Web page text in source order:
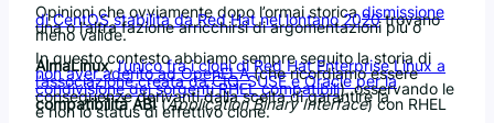
Opinioni che ovviamente dopo l’ormai storicadismissione
di CentOS stabilita da Red Hat nel lontano 2020trovano
una o l’altra fazione arricchirsi di argomentazioni più o
meno valide.
In questo contesto abbiamo sempre seguito la storia di
AlmaLinux,l’unico fra i cloni di Red Hat Enterprise Linux a
non aver aderito ad OpenELA(che ricordiamo essere
l’associazione creata da CIQ, SUSE e Oracle per la
condivisione dei sorgenti RHEL compatibili), osservando le
conseguenze derivanti dalla scelta di garantire la
compatibilità ABI(Application Binary Interface) con RHEL
e non lo status di effettivo clone.